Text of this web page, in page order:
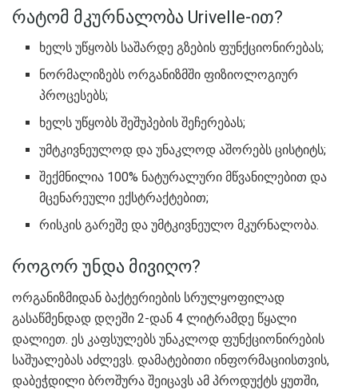
რატომ მკურნალობა Urivelle-ით?
ხელს უწყობს საშარდე გზების ფუნქციონირებას;
ნორმალიზებს ორგანიზმში ფიზიოლოგიურ
პროცესებს;
ხელს უწყობს შეშუპების შეჩერებას;
უმტკივნეულოდ და უნაკლოდ აშორებს ცისტიტს;
შექმნილია 100% ნატურალური მწვანილებით და
მცენარეული ექსტრაქტებით;
რისკის გარეშე და უმტკივნეულო მკურნალობა.
როგორ უნდა მივიღო?
ორგანიზმიდან ბაქტერიების სრულყოფილად
გასაწმენდად დღეში 2-დან 4 ლიტრამდე წყალი
დალიეთ. ეს კაფსულებს უნაკლოდ ფუნქციონირების
საშუალებას აძლევს. დამატებითი ინფორმაციისთვის,
დაბეჭდილი ბროშურა შეიცავს ამ პროდუქტს ყუთში,